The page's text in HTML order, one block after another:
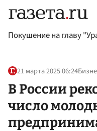
Покушение на главу
21 марта 2025 06:24
В России
число